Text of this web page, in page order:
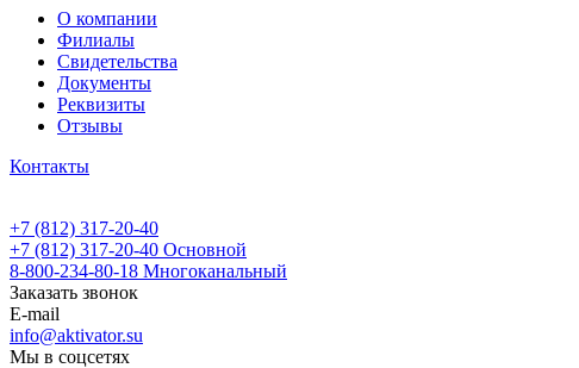
О компании
Филиалы
Свидетельства
Документы
Реквизиты
Отзывы
Контакты
+7 (812) 317-20-40
+7 (812) 317-20-40 Основной
8-800-234-80-18 Многоканальный
Заказать звонок
E-mail
info@aktivator.su
Мы в соцсетях